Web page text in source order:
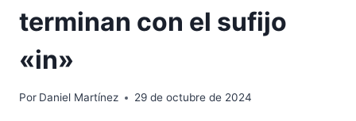
terminan con el sufijo
«in»
Por Daniel Martínez 29 de octubre de 2024